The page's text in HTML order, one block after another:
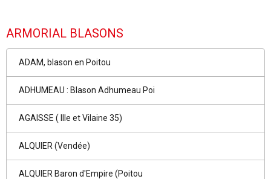
ARMORIAL BLASONS
ADAM, blason en Poitou
ADHUMEAU : Blason Adhumeau Poi
AGAISSE ( Ille et Vilaine 35)
ALQUIER (Vendée)
ALQUIER Baron d'Empire (Poitou